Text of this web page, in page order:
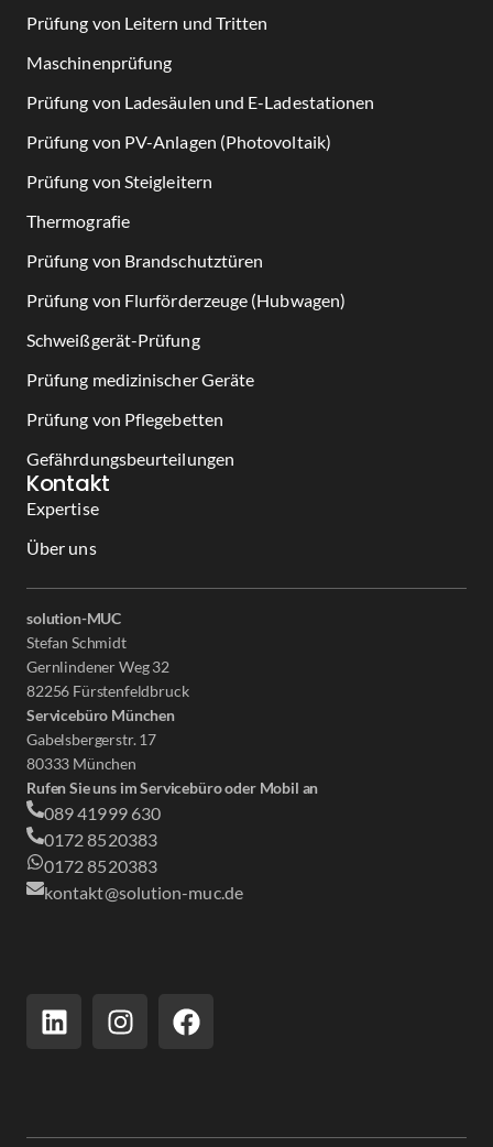
Prüfung von Leitern und Tritten
Maschinenprüfung
Prüfung von Ladesäulen und E-Ladestationen
Prüfung von PV-Anlagen (Photovoltaik)
Prüfung von Steigleitern
Thermografie
Prüfung von Brandschutztüren
Prüfung von Flurförderzeuge (Hubwagen)
Schweißgerät-Prüfung
Prüfung medizinischer Geräte
Prüfung von Pflegebetten
Gefährdungsbeurteilungen
Kontakt
Expertise
Über uns
solution-MUC
Stefan Schmidt
Gernlindener Weg 32
82256 Fürstenfeldbruck
Servicebüro München
Gabelsbergerstr. 17
80333 München
Rufen Sie uns im Servicebüro oder Mobil an
089 41999 630
0172 8520383
0172 8520383
kontakt@solution-muc.de